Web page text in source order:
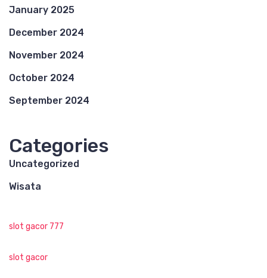
January 2025
December 2024
November 2024
October 2024
September 2024
Categories
Uncategorized
Wisata
slot gacor 777
slot gacor